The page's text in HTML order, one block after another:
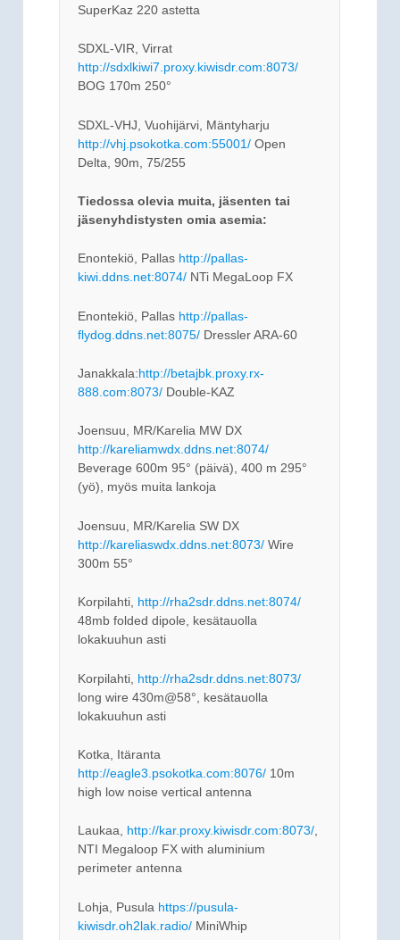
SuperKaz 220 astetta
SDXL-VIR, Virrat
http://sdxlkiwi7.proxy.kiwisdr.com:8073/
BOG 170m 250°
SDXL-VHJ, Vuohijärvi, Mäntyharju
http://vhj.psokotka.com:55001/ Open
Delta, 90m, 75/255
Tiedossa olevia muita, jäsenten tai
jäsenyhdistysten omia asemia:
Enontekiö, Pallas http://pallas-
kiwi.ddns.net:8074/ NTi MegaLoop FX
Enontekiö, Pallas http://pallas-
flydog.ddns.net:8075/ Dressler ARA-60
Janakkala:http://betajbk.proxy.rx-
888.com:8073/ Double-KAZ
Joensuu, MR/Karelia MW DX
http://kareliamwdx.ddns.net:8074/
Beverage 600m 95° (päivä), 400 m 295°
(yö), myös muita lankoja
Joensuu, MR/Karelia SW DX
http://kareliaswdx.ddns.net:8073/ Wire
300m 55°
Korpilahti, http://rha2sdr.ddns.net:8074/
48mb folded dipole, kesätauolla
lokakuuhun asti
Korpilahti, http://rha2sdr.ddns.net:8073/
long wire 430m@58°, kesätauolla
lokakuuhun asti
Kotka, Itäranta
http://eagle3.psokotka.com:8076/ 10m
high low noise vertical antenna
Laukaa, http://kar.proxy.kiwisdr.com:8073/,
NTI Megaloop FX with aluminium
perimeter antenna
Lohja, Pusula https://pusula-
kiwisdr.oh2lak.radio/ MiniWhip